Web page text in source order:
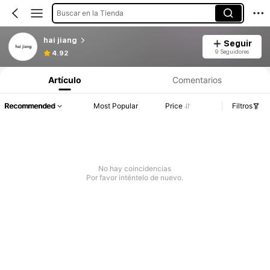
Buscar en la Tienda
hai jiang
4.92
Seguir
9 Seguidores
Artículo Comentarios
Recommended Most Popular Price Filtros
No hay coincidencias
Por favor inténtelo de nuevo.